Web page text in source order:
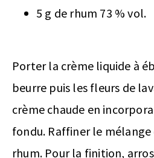
5 g de rhum 73 % vol.
Porter la crème liquide à
beurre puis les fleurs de
crème chaude en
fondu. Raffiner le
rhum. Pour la finition,